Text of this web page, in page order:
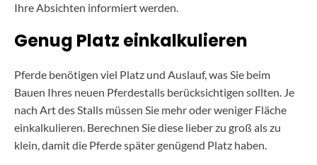
Ihre Absichten informiert werden.
Genug Platz einkalkulieren
Pferde benötigen viel Platz und Auslauf, was Sie beim
Bauen Ihres neuen Pferdestalls berücksichtigen sollten. Je
nach Art des Stalls müssen Sie mehr oder weniger Fläche
einkalkulieren. Berechnen Sie diese lieber zu groß als zu
klein, damit die Pferde später genügend Platz haben.